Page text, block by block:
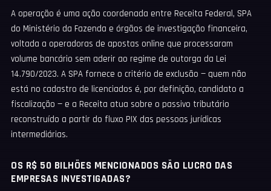
A operação é uma ação coordenada entre Receita Federal, SPA
do Ministério da Fazenda e órgãos de investigação financeira,
voltada a operadoras de apostas online que processaram
volume bancário sem aderir ao regime de outorga da Lei
14.790/2023. A SPA fornece o critério de exclusão — quem não
está no cadastro de licenciados é, por definição, candidato a
fiscalização — e a Receita atua sobre o passivo tributário
reconstruído a partir do fluxo PIX das pessoas jurídicas
intermediárias.
OS R$ 50 BILHÕES MENCIONADOS SÃO LUCRO DAS
EMPRESAS INVESTIGADAS?